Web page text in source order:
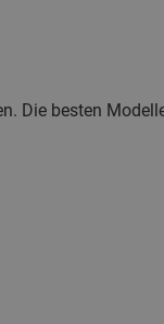
Die besten